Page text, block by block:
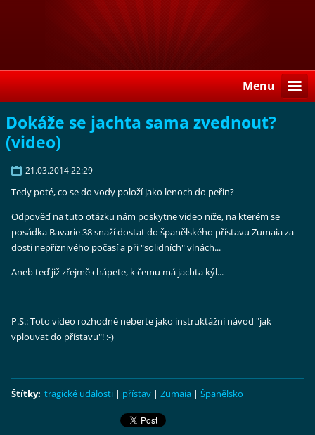
Menu
Dokáže se jachta sama zvednout?
(video)
21.03.2014 22:29
Tedy poté, co se do vody položí jako lenoch do peřin?
Odpověď na tuto otázku nám poskytne video níže, na kterém se
posádka Bavarie 38 snaží dostat do španělského přístavu Zumaia za
dosti nepříznivého počasí a při "solidních" vlnách...
Aneb teď již zřejmě chápete, k čemu má jachta kýl...
P.S.: Toto video rozhodně neberte jako instruktážní návod "jak
vplouvat do přístavu"! :-)
Štítky: tragické události | přístav | Zumaia | Španělsko